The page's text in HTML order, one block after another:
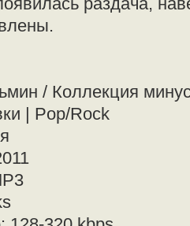
/ Коллекция
| Pop/Rock